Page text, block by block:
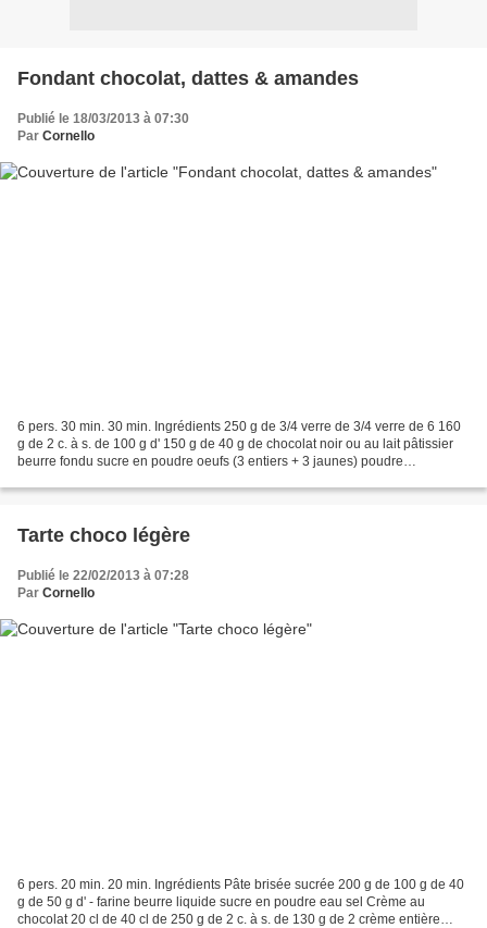
Fondant chocolat, dattes & amandes
Publié le 18/03/2013 à 07:30
Par Cornello
6 pers. 30 min. 30 min. Ingrédients 250 g de 3/4 verre de 3/4 verre de 6 160
g de 2 c. à s. de 100 g d' 150 g de 40 g de chocolat noir ou au lait pâtissier
beurre fondu sucre en poudre oeufs (3 entiers + 3 jaunes) poudre
Tarte choco légère
Publié le 22/02/2013 à 07:28
Par Cornello
6 pers. 20 min. 20 min. Ingrédients Pâte brisée sucrée 200 g de 100 g de 40
g de 50 g d' - farine beurre liquide sucre en poudre eau sel Crème au
chocolat 20 cl de 40 cl de 250 g de 2 c. à s. de 130 g de 2 crème entière